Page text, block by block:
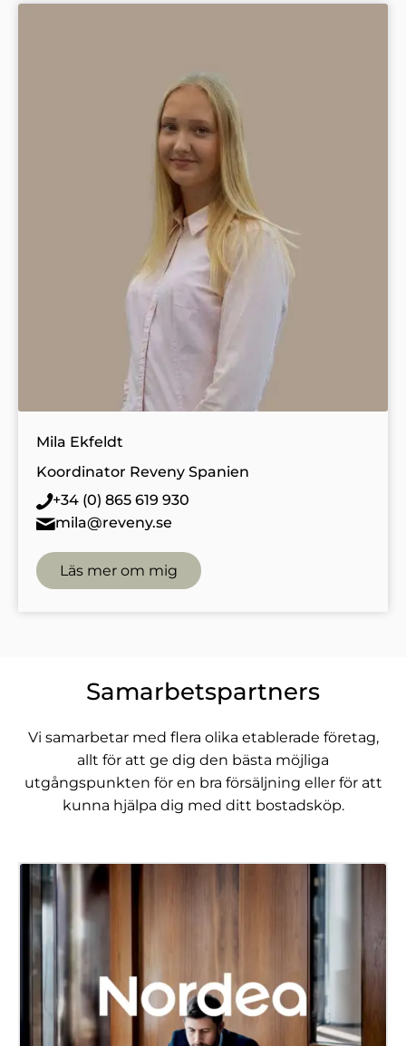
Mila Ekfeldt
Koordinator Reveny Spanien
+34 (0) 865 619 930
mila@reveny.se
Läs mer om mig
Samarbetspartners
Vi samarbetar med flera olika etablerade företag,
allt för att ge dig den bästa möjliga
utgångspunkten för en bra försäljning eller för att
kunna hjälpa dig med ditt bostadsköp.